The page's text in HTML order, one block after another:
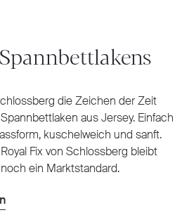
die Zeichen der Zeit
aus Jersey. Einfach
kuschelweich und sanft.
Fix von Schlossberg bleibt
ein Marktstandard.